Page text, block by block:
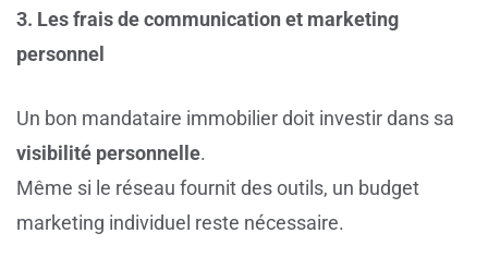
3. Les frais de communication et marketing
personnel
Un bon mandataire immobilier doit investir dans sa
visibilité personnelle.
Même si le réseau fournit des outils, un budget
marketing individuel reste nécessaire.